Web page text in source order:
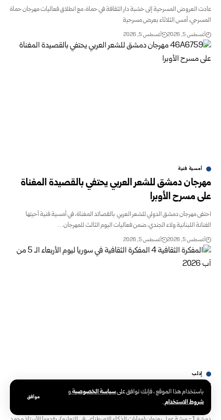
باستخدام هذا الموقع ، فإنك توافق علىسياسة الخصوصيةو
شروط الاستخدام.
موافق
عادت العروض المسرحية إلى خشبة دار الثقافة في حماة، مع انطلاق فعاليات مهرجان حماة
المسرحي، أمس الثلاثاء بعرض مسرحية
أغسطس 5, 2026 أغسطس 5, 2026
أمسية فنية
مهرجان دمشق للشعر العربي يحتفي بالقصيدة المغناة
على مسرح الأوبرا
احتفى مهرجان دمشق الدولي للشعر العربي بالقصائد المغناة، في أمسية فنية أحيتها
الفنانة اللبنانية ولاء الجندي، ضمن فعاليات اليوم الثالث للمهرجان…
أغسطس 5, 2026 أغسطس 5, 2026
إدلب
2026